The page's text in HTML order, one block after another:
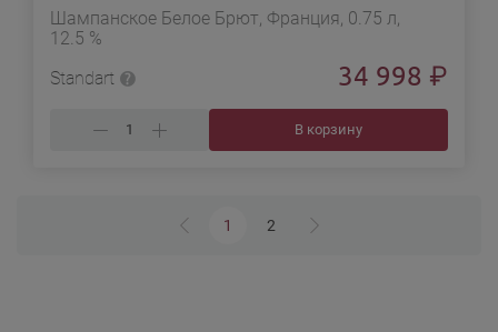
Шампанское Белое Брют, Франция, 0.75 л,
12.5 %
Standart
34 998 ₽
В корзину
1 2